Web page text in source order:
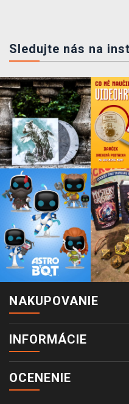
Sledujte nás na
NAKUPOVANIE
INFORMÁCIE
OCENENIE